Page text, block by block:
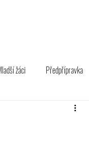
žáci Předpřípravka